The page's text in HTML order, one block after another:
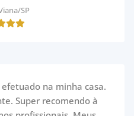
SP
na minha casa.
Super recomendo à